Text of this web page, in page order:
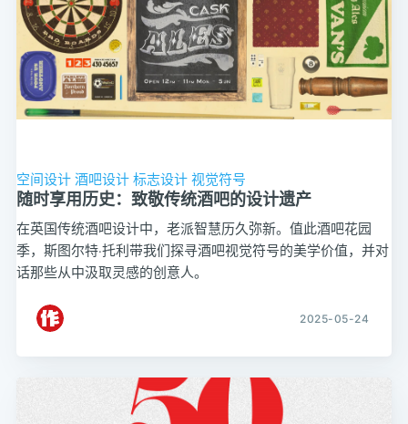
空间设计 酒吧设计 标志设计 视觉符号
随时享用历史：致敬传统酒吧的设计遗产
在英国传统酒吧设计中，老派智慧历久弥新。值此酒吧花园
季，斯图尔特·托利带我们探寻酒吧视觉符号的美学价值，并对
话那些从中汲取灵感的创意人。
2025-05-24